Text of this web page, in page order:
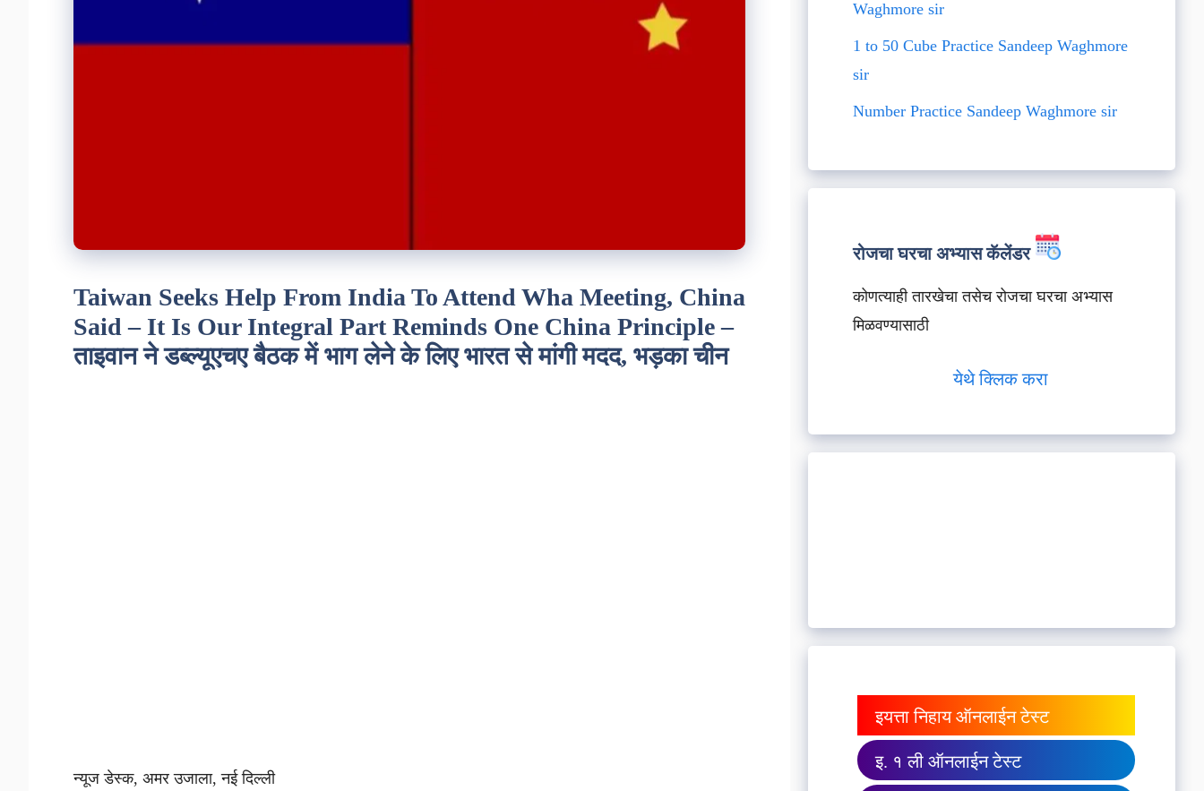
Taiwan Seeks Help From India To Attend Wha Meeting, China
Said – It Is Our Integral Part Reminds One China Principle –
ताइवान ने डब्ल्यूएचए बैठक में भाग लेने के लिए भारत से मांगी मदद, भड़का चीन
न्यूज डेस्क, अमर उजाला, नई दिल्ली
Waghmore sir
1 to 50 Cube Practice Sandeep Waghmore
sir
Number Practice Sandeep Waghmore sir
रोजचा घरचा अभ्यास कॅलेंडर
कोणत्याही तारखेचा तसेच रोजचा घरचा अभ्यास
मिळवण्यासाठी
येथे क्लिक करा
इयत्ता निहाय ऑनलाईन टेस्ट
इ. १ ली ऑनलाईन टेस्ट